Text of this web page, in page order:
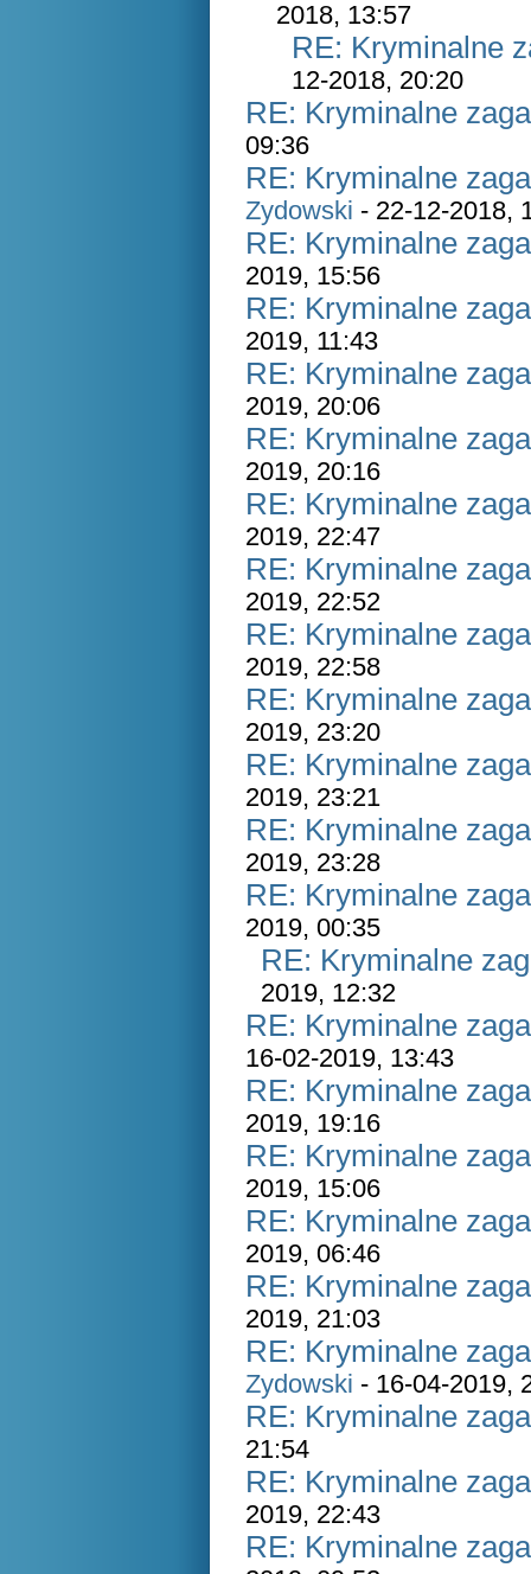
2018, 13:57
RE: Kryminalne
12-2018, 20:20
RE: Kryminalne
09:36
RE: Kryminalne
Zydowski - 22-12-2018,
RE: Kryminalne
2019, 15:56
RE: Kryminalne
2019, 11:43
RE: Kryminalne
2019, 20:06
RE: Kryminalne
2019, 20:16
RE: Kryminalne
2019, 22:47
RE: Kryminalne
2019, 22:52
RE: Kryminalne
2019, 22:58
RE: Kryminalne
2019, 23:20
RE: Kryminalne
2019, 23:21
RE: Kryminalne
2019, 23:28
RE: Kryminalne
2019, 00:35
RE: Kryminalne
2019, 12:32
RE: Kryminalne
16-02-2019, 13:43
RE: Kryminalne
2019, 19:16
RE: Kryminalne
2019, 15:06
RE: Kryminalne
2019, 06:46
RE: Kryminalne
2019, 21:03
RE: Kryminalne
Zydowski - 16-04-2019,
RE: Kryminalne
21:54
RE: Kryminalne
2019, 22:43
RE: Kryminalne